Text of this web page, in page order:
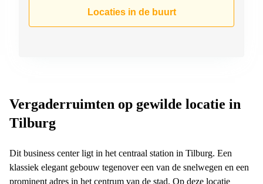
Kantoorruimte
Coworking
space
Zwolle
Haarlem
Kantoor
Locaties in de buurt
Vergaderruimten op gewilde locatie in
Tilburg
Dit business center ligt in het centraal station in Tilburg. Een
klassiek elegant gebouw tegenover een van de snelwegen en een
prominent adres in het centrum van de stad. Op deze locatie